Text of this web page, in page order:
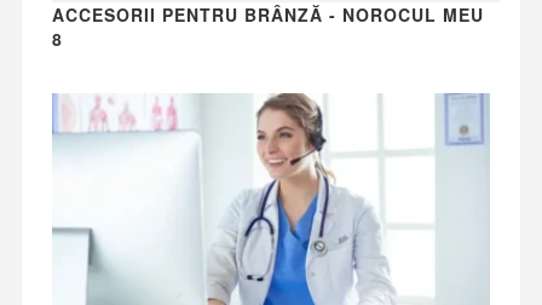
ACCESORII PENTRU BRÂNZĂ - NOROCUL MEU
8